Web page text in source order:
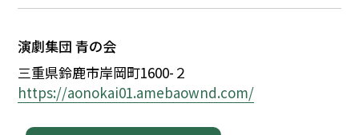
演劇集団 青の会
三重県鈴鹿市岸岡町1600- ２
https://aonokai01.amebaownd.com/